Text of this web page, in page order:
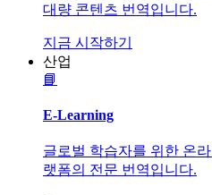
대량 콘텐츠 번역입니다.
지금 시작하기
산업
📘
E-Learning
글로벌 학습자를 위한 온
랫폼의 전문 번역입니다.